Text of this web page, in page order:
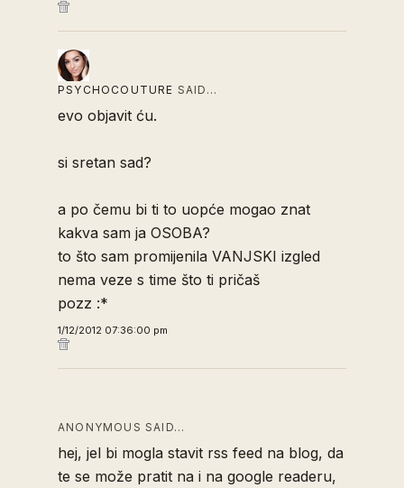
PSYCHOCOUTURE SAID…
evo objavit ću.
si sretan sad?
a po čemu bi ti to uopće mogao znat
kakva sam ja OSOBA?
to što sam promijenila VANJSKI izgled
nema veze s time što ti pričaš
pozz :*
1/12/2012 07:36:00 pm
ANONYMOUS SAID…
hej, jel bi mogla stavit rss feed na blog, da
te se može pratit na i na google readeru,